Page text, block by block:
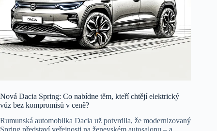
Nová Dacia Spring: Co nabídne těm, kteří chtějí elektrický
vůz bez kompromisů v ceně?
Rumunská automobilka Dacia už potvrdila, že modernizovaný